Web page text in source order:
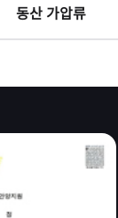
동산가압류